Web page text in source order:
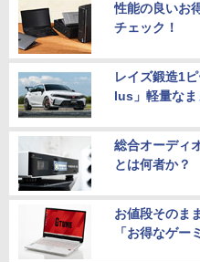
性能の良いお
チェック！
レイズ鍛造1
lus」軽量な
総合オーディ
とは何者か？
お値段そのま
「お得なゲー